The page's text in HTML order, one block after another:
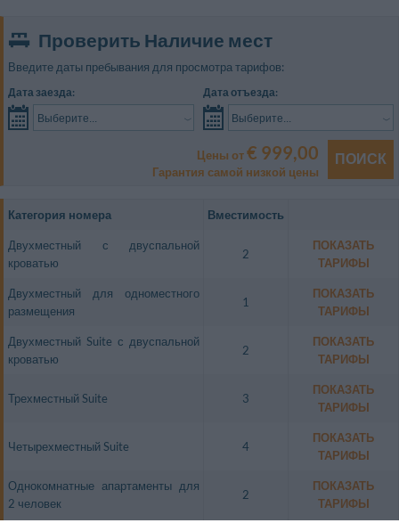
Проверить Наличие мест
Введите даты пребывания для просмотра тарифов:
Дата заезда:
Выберите...
Дата отъезда:
Выберите...
Цены от€ 999,00
Гарантия самой низкой цены
ПОИСК
Категория номера Вместимость
Двухместный с двуспальной
кроватью
2
ПОКАЗАТЬ
ТАРИФЫ
Двухместный для одноместного
размещения
1
ПОКАЗАТЬ
ТАРИФЫ
Двухместный Suite с двуспальной
кроватью
2
ПОКАЗАТЬ
ТАРИФЫ
Трехместный Suite 3
ПОКАЗАТЬ
ТАРИФЫ
Четырехместный Suite 4
ПОКАЗАТЬ
ТАРИФЫ
Однокомнатные апартаменты для
2 человек
2
ПОКАЗАТЬ
ТАРИФЫ